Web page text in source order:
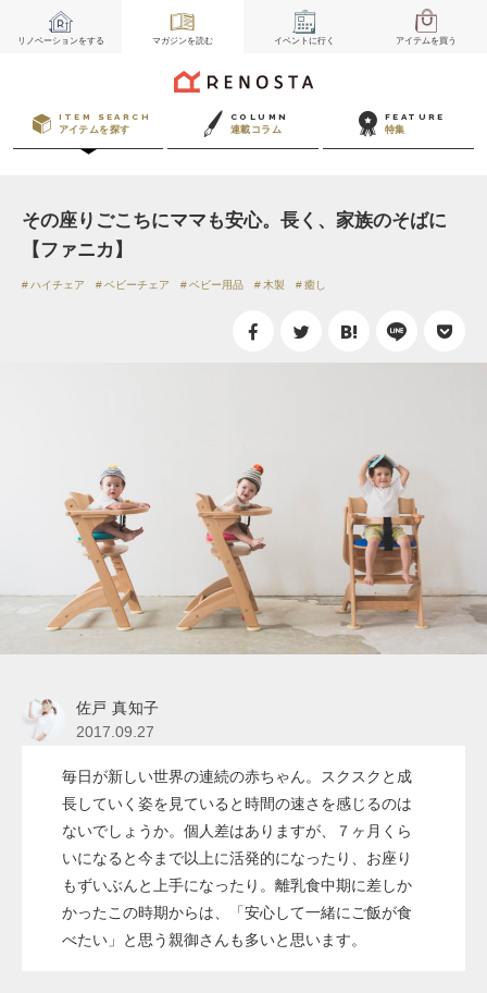
リノベーションをする マガジンを読む イベント に行く アイテムを買う
ITEM SEARCH
アイテムを探す
COLUMN
連載コラム
FEATURE
特集
その座りごこちにママも安心。長く、家族のそばに
【ファニカ】
ハイチェア ベビーチェア ベビー用品 木製 癒し
佐戸 真知子
2017.09.27
毎日が新しい世界の連続の赤ちゃん。スクスクと成
長していく姿を見ていると時間の速さを感じるのは
ないでしょうか。個人差はありますが、７ヶ月くら
いになると今まで以上に活発的になったり、お座り
もずいぶんと上手になったり。離乳食中期に差しか
かったこの時期からは、「安心して一緒にご飯が食
べたい」と思う親御さんも多いと思います。